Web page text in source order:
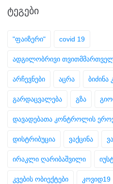
ᲢᲔᲒᲔᲑᲘ
"ფაიზერი" covid 19
ადგილობრივი
არჩევნები აცრა ბიძინა
გარდაცვალება გზა
დავადებათა კონტროლის
დისტრიბუცია ვაქცინა
ირაკლი ღარიბაშვილი
კვების ობიექტები კოვიდ19